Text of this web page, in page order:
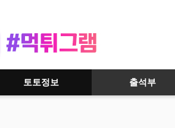
토토정보 출석부